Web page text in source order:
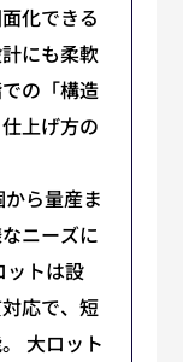
化できる
にも柔軟
の「構造
上げ方の
ら量産ま
ニーズに
ットは設
応で、短
大ロット